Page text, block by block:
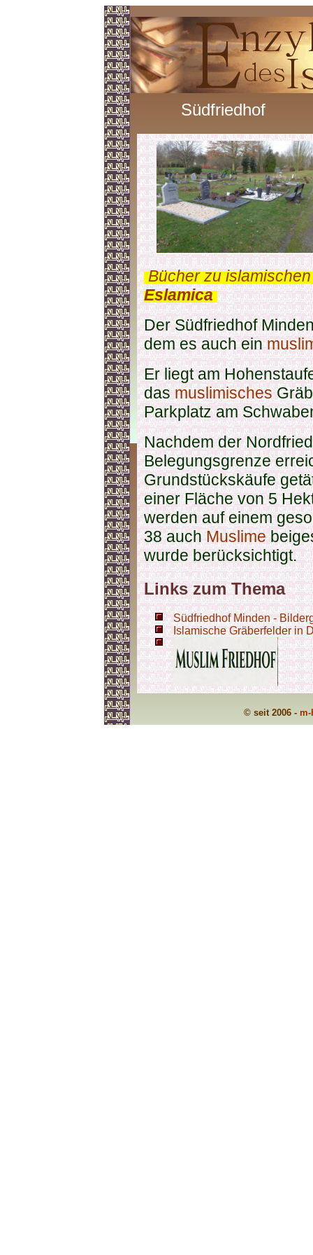
Südfriedhof
.Bücher zu
Eslamica.
Der Südfriedhof
dem es auch ein
Er liegt am
dasmuslimisches
Parkplatz am
Nachdem der
Belegungsgrenze
Grundstückskäufe
einer Fläche von 5
werden auf einem
38 auchMuslime
wurde berücksichtigt.
Links zum Thema
Südfriedhof Minden -
Islamische Gräberfelder in
© seit 2006 -